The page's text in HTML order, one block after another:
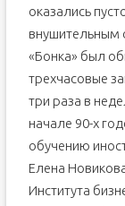
оказались
внушительным
«Бонка» был
трехчасовые
три раза в
начале 90-х
обучению
Елена
Института